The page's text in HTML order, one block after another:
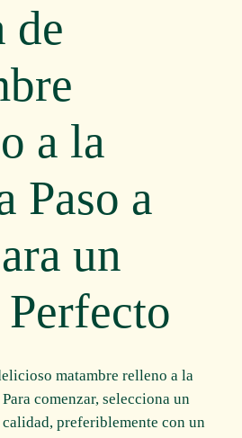
de
a la
Paso a
un
matambre relleno a la
comenzar, selecciona un
calidad, preferiblemente con un